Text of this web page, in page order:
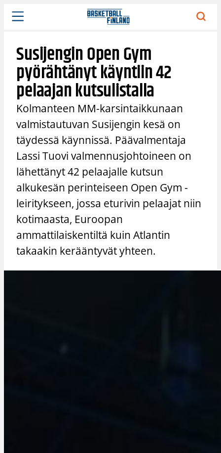
Siirry
sisältöön
Susijengin Open Gym
pyörähtänyt käyntiin 42
pelaajan kutsulistalla
Kolmanteen MM-karsintaikkunaan
valmistautuvan Susijengin kesä on
täydessä käynnissä. Päävalmentaja
Lassi Tuovi valmennusjohtoineen on
lähettänyt 42 pelaajalle kutsun
alkukesän perinteiseen Open Gym -
leiritykseen, jossa eturivin pelaajat niin
kotimaasta, Euroopan
ammattilaiskentiltä kuin Atlantin
takaakin kerääntyvät yhteen.